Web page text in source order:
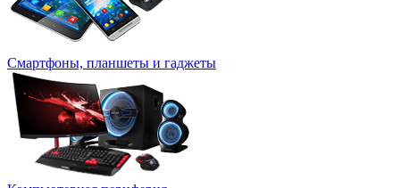
Смартфоны, планшеты и гаджеты